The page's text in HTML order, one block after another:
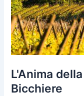
L'Anima
Bicchiere